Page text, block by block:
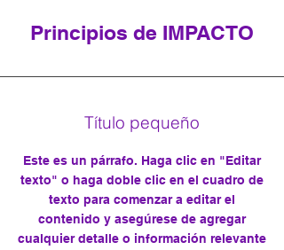
Principios de IMPACTO
Título pequeño
Este es un párrafo. Haga clic en "Editar
texto" o haga doble clic en el cuadro de
texto para comenzar a editar el
contenido y asegúrese de agregar
cualquier detalle o información relevante